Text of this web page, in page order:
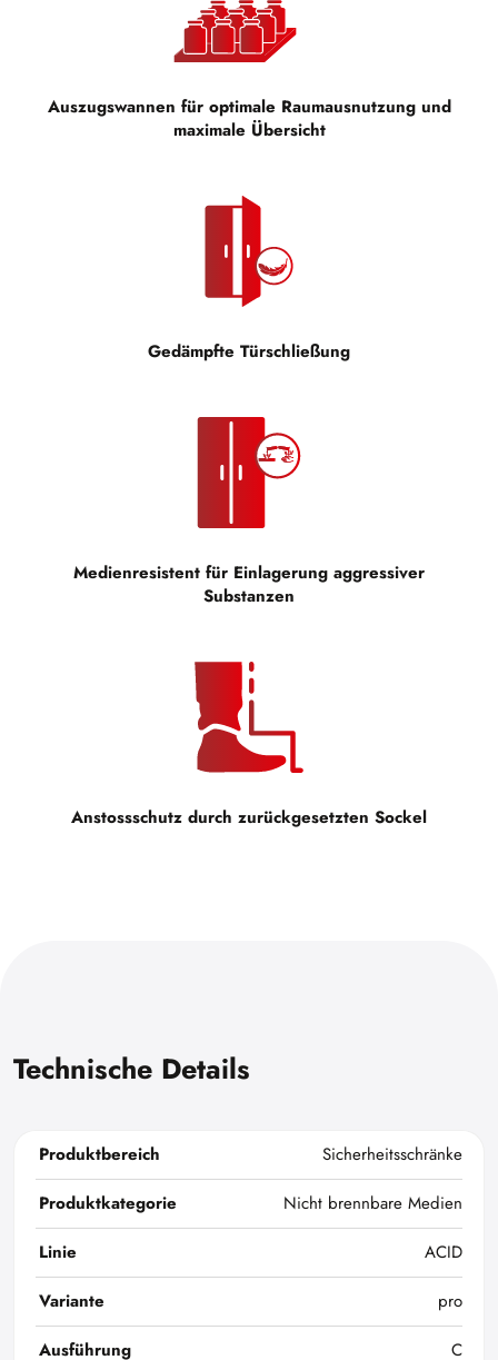
Auszugswannen für optimale Raumausnutzung und
maximale Übersicht
Gedämpfte Türschließung
Medienresistent für Einlagerung aggressiver
Substanzen
Anstossschutz durch zurückgesetzten Sockel
Technische Details
Produktbereich
Sicherheitsschränke
Produktkategorie
Nicht brennbare Medien
Linie
ACID
Variante
pro
Ausführung
C